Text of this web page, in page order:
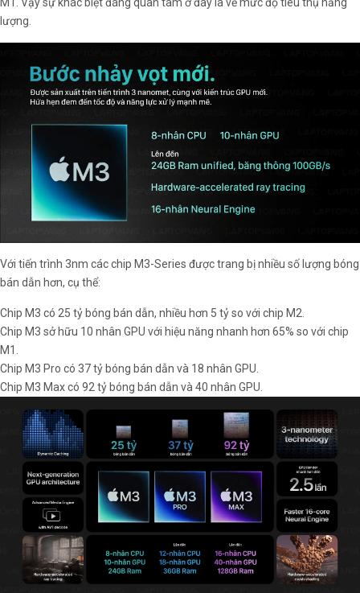
M1. Vậy sự khác biệt đáng quan tâm ở đây là về mức độ tiêu thụ năng
lượng.
Với tiến trình 3nm các chip M3-Series được trang bị nhiều số lượng bóng
bán dẫn hơn, cụ thể:
Chip M3 có 25 tỷ bóng bán dẫn, nhiều hơn 5 tỷ so với chip M2.
Chip M3 sở hữu 10 nhân GPU với hiệu năng nhanh hơn 65% so với chip
M1.
Chip M3 Pro có 37 tỷ bóng bán dẫn và 18 nhân GPU.
Chip M3 Max có 92 tỷ bóng bán dẫn và 40 nhân GPU.